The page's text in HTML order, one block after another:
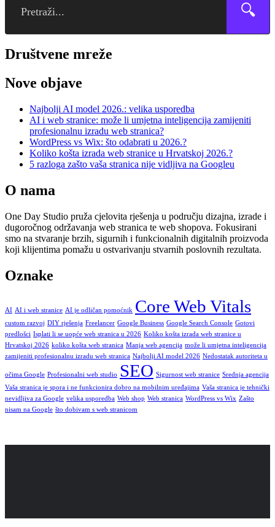
🔍
Društvene mreže
Nove objave
Najbolji AI model 2026.: velika usporedba
AI i web stranice: može li umjetna inteligencija zamijeniti
profesionalnu izradu web stranica?
WordPress vs Wix: što odabrati u 2026.?
Koliko košta izrada web stranice u Hrvatskoj 2026.?
5 razloga zašto vaša stranica nije vidljiva na Googleu
O nama
One Day Studio pruža cjelovita rješenja u području dizajna, izrade i
dugoročnog održavanja web stranica te web shopova. Fokusirani
smo na stvaranje brzih, sigurnih i funkcionalnih digitalnih proizvoda
koji klijentima pomažu u ostvarivanju stvarnih poslovnih rezultata.
Oznake
AI AI i web stranice AI je odličan pomoćnik Core Web Vitals
custom razvoj DIY rješenja Freelancer Google Business Google Search Console Gotovi
predlošci Isplati li se uopće web stranica u 2026 Koliko košta izrada web stranice u
Hrvatskoj 2026 koliko košta web stranica Manja web agencija može li umjetna inteligencija
zamijeniti profesionalnu izradu web stranica Najbolji AI model 2026 Nedostatak autoriteta u
očima Google Profesionalni web studio SEO Sigurnost web stranice Srednja agencija
Vaša stranica je spora i ne funkcionira dobro na mobilnim uređajima Vaša stranica je tehnički
nevidljiva za Google velika usporedba Web shop Web stranica WordPress vs Wix Zašto
nisam na Google što dobivam s web stranicom